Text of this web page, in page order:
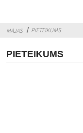
MĀJAS PIETEIKUMS
PIETEIKUMS